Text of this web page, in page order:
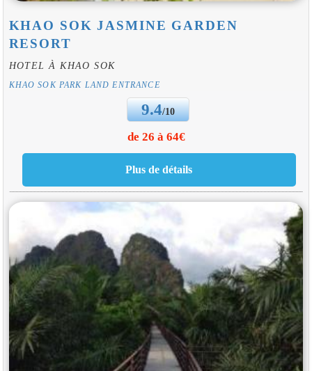
KHAO SOK JASMINE GARDEN
RESORT
HOTEL À KHAO SOK
KHAO SOK PARK LAND ENTRANCE
9.4/10
de 26 à 64€